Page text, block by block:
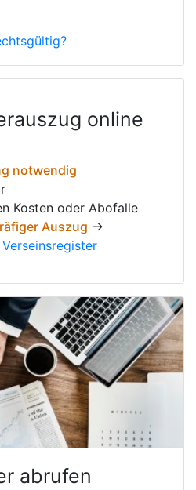
online
notwendig
Kosten oder Abofalle
Auszug →
abrufen